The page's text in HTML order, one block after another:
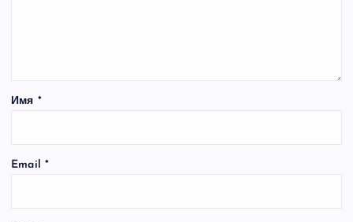
Имя *
Email *